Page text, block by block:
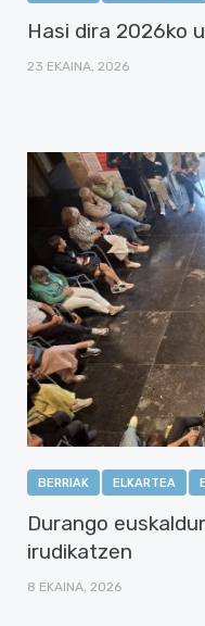
Hasi dira 2026ko
23 EKAINA, 2026
BERRIAK ELKARTEA
Durango
irudikatzen
8 EKAINA, 2026